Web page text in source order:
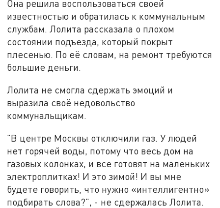
Она решила воспользоваться своей
известностью и обратилась к коммунальным
службам. Лолита рассказала о плохом
состоянии подъезда, который покрыт
плесенью. По её словам, на ремонт требуются
большие деньги.
Лолита не смогла сдержать эмоций и
выразила своё недовольство
коммунальщикам.
"В центре Москвы отключили газ. У людей
нет горячей воды, потому что весь дом на
газовых колонках, и все готовят на маленьких
электроплитках! И это зимой! И вы мне
будете говорить, что нужно «интеллигентно»
подбирать слова?", - не сдержалась Лолита.